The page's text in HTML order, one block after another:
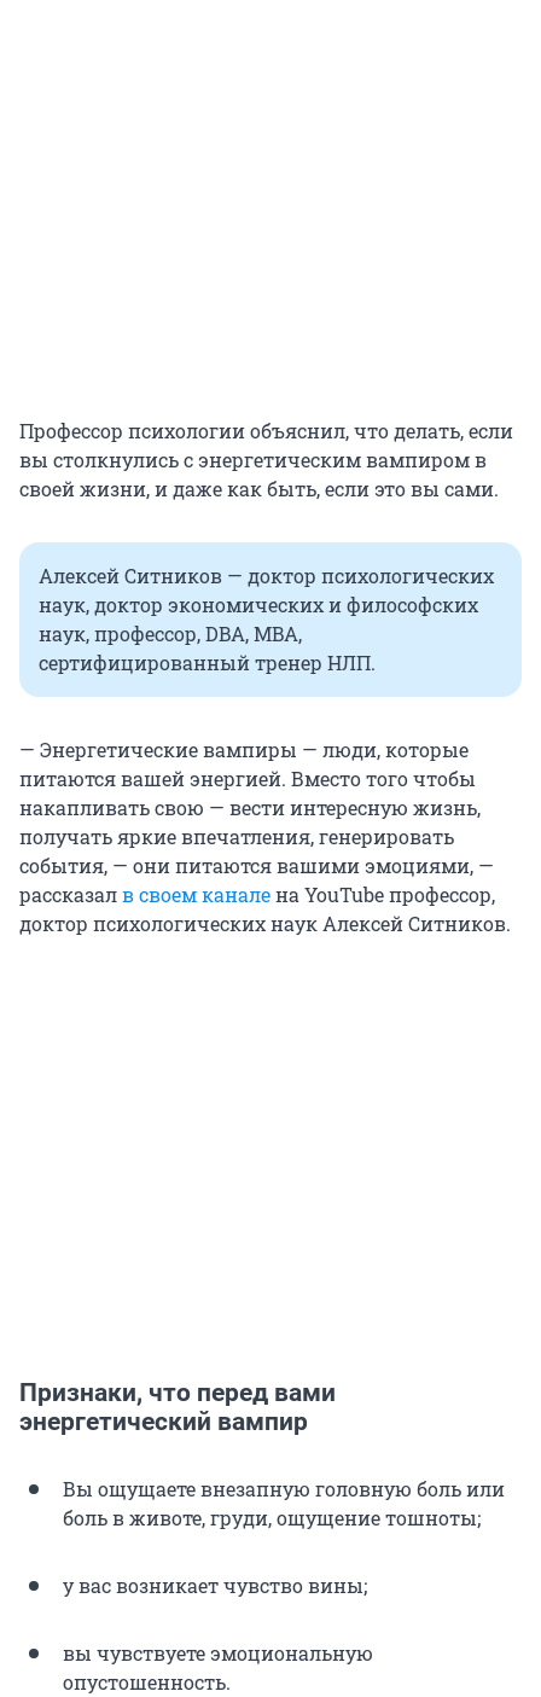
Профессор психологии объяснил, что делать, если
вы столкнулись с энергетическим вампиром в
своей жизни, и даже как быть, если это вы сами.
Алексей Ситников — доктор психологических
наук, доктор экономических и философских
наук, профессор, DBA, MBA,
сертифицированный тренер НЛП.
— Энергетические вампиры — люди, которые
питаются вашей энергией. Вместо того чтобы
накапливать свою — вести интересную жизнь,
получать яркие впечатления, генерировать
события, — они питаются вашими эмоциями, —
рассказалв своем каналена YouTube профессор,
доктор психологических наук Алексей Ситников.
Признаки, что перед вами
энергетический вампир
Вы ощущаете внезапную головную боль или
боль в животе, груди, ощущение тошноты;
у вас возникает чувство вины;
вы чувствуете эмоциональную
опустошенность.